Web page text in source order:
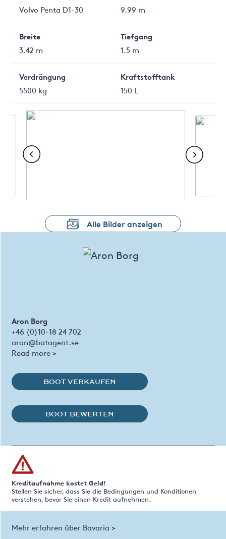
Volvo Penta D1-30
9.99 m
Breite
3.42 m
Tiefgang
1.5 m
Verdrängung
5500 kg
Kraftstofftank
150 L
Alle Bilder anzeigen
Aron Borg
+46 (0)10-18 24 702
aron@batagent.se
Read more >
BOOT VERKAUFEN
BOOT BEWERTEN
Kreditaufnahme kostet Geld!
Stellen Sie sicher, dass Sie die Bedingungen und Konditionen
verstehen, bevor Sie einen Kredit aufnehmen.
Mehr erfahren über Bavaria >